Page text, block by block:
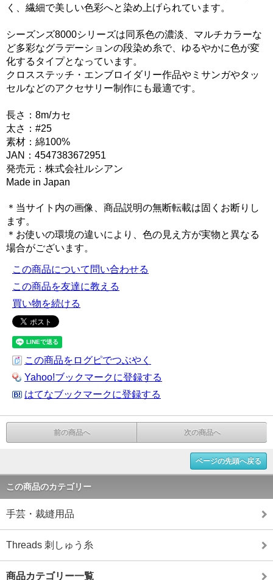
く、繊細で美しい色彩へと染め上げられています。
シーズンズ8000シリーズは同系色の濃淡、マルチカラーな
ど多彩なグラデーションの段染め糸で、ゆるやかに色が変
化するタイプとなっています。
クロスステッチ・エンブロイダリー作品やミサンガやタッ
セルなどのアクセサリー制作にも最適です。
長さ：8m/カセ
太さ：#25
素材：綿100%
JAN：4547383672951
発売元：株式会社ルシアン
Made in Japan
＊当サイト内の画像、商品説明の無断転載は固くお断りし
ます。
＊お使いの環境の違いにより、色の見え方が実物と異なる
場合がございます。
この商品について問い合わせる
この商品を友達に教える
買い物を続ける
この商品をログピでつぶやく
Yahoo!ブックマークに登録する
はてなブックマークに登録する
前の商品へ 次の商品へ
ページの先頭へ戻る
この商品のカテゴリー
手芸・裁縫用品
Threads 刺しゅう糸
商品カテゴリー一覧